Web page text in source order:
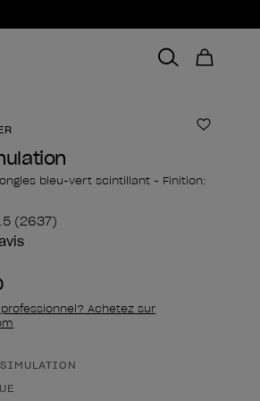
bleu-vert scintillant - Finition:
Lire
2637
même
(2637)
Achetez sur